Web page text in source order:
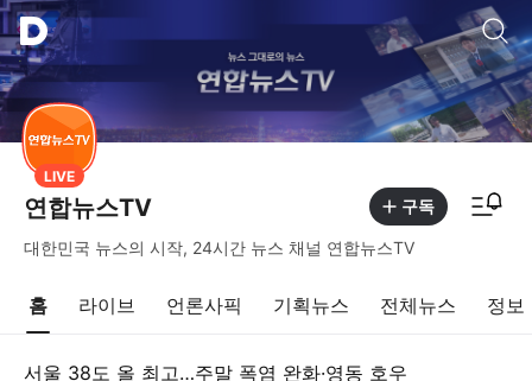
LIVE
연합뉴스TV 구독
대한민국 뉴스의 시작, 24시간 뉴스 채널 연합뉴스TV
홈 라이브 언론사픽 기획뉴스 전체뉴스 정보
서울 38도 올 최고…주말 폭염 완화·영동 호우